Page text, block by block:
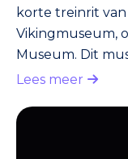
korte treinrit
Vikingmuseum,
Museum. Dit
het
schepen en
schetsen van
Lees meer